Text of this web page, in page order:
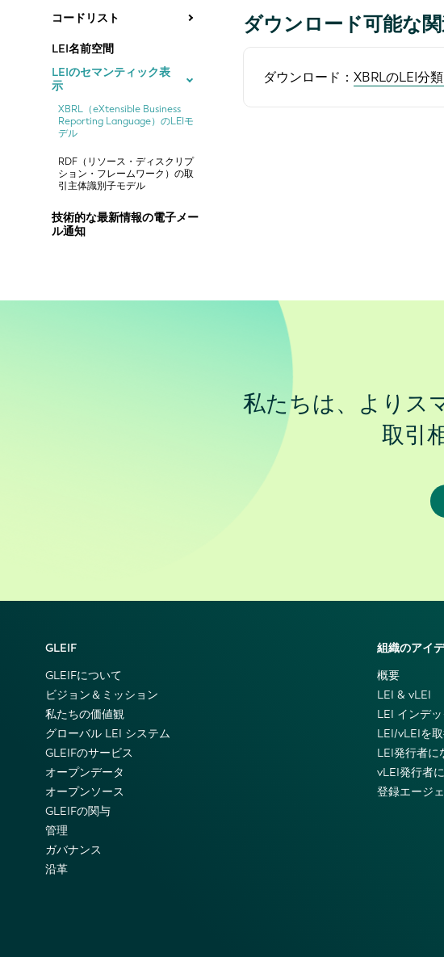
コードリスト
LEI名前空間
LEIのセマンティック表
示
XBRL（eXtensible Business
Reporting Language）のLEIモ
デル
RDF（リソース・ディスクリプ
ション・フレームワーク）の取
引主体識別子モデル
技術的な最新情報の電子メー
ル通知
ダウンロード可能な
ダウンロード：XBRLのLEI分類
私たちは、よりス
取引
GLEIF
GLEIFについて
ビジョン＆ミッション
私たちの価値観
グローバル LEI システム
GLEIFのサービス
オープンデータ
オープンソース
GLEIFの関与
管理
ガバナンス
沿革
組織のアイ
概要
LEI & vLEI
LEI インデ
LEI/vLEIを
LEI発行者に
vLEI発行者
登録エージ